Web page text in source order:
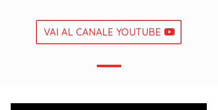
VAI AL CANALE YOUTUBE